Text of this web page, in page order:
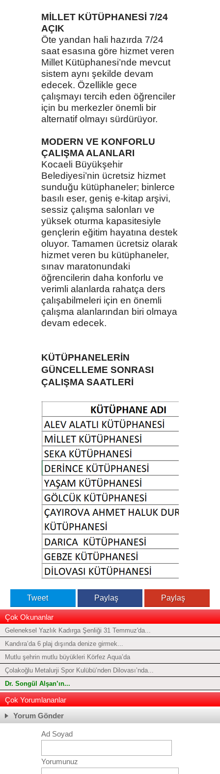
MİLLET KÜTÜPHANESİ 7/24
AÇIK
Öte yandan hali hazırda 7/24
saat esasına göre hizmet veren
Millet Kütüphanesi’nde mevcut
sistem aynı şekilde devam
edecek. Özellikle gece
çalışmayı tercih eden öğrenciler
için bu merkezler önemli bir
alternatif olmayı sürdürüyor.
MODERN VE KONFORLU
ÇALIŞMA ALANLARI
Kocaeli Büyükşehir
Belediyesi’nin ücretsiz hizmet
sunduğu kütüphaneler; binlerce
basılı eser, geniş e-kitap arşivi,
sessiz çalışma salonları ve
yüksek oturma kapasitesiyle
gençlerin eğitim hayatına destek
oluyor. Tamamen ücretsiz olarak
hizmet veren bu kütüphaneler,
sınav maratonundaki
öğrencilerin daha konforlu ve
verimli alanlarda rahatça ders
çalışabilmeleri için en önemli
çalışma alanlarından biri olmaya
devam edecek.
KÜTÜPHANELERİN
GÜNCELLEME SONRASI
ÇALIŞMA SAATLERİ
Tweet Paylaş Paylaş
Çok Okunanlar
Geleneksel Yazlık Kadırga Şenliği 31 Temmuz'da...
Kandıra’da 6 plaj dışında denize girmek...
Mutlu şehrin mutlu büyükleri Körfez Aqua’da
Çolakoğlu Metalurji Spor Kulübü’nden Dilovası’nda...
Dr. Songül Alşan’ın...
Çok Yorumlananlar
Yorum Gönder
Ad Soyad
Yorumunuz